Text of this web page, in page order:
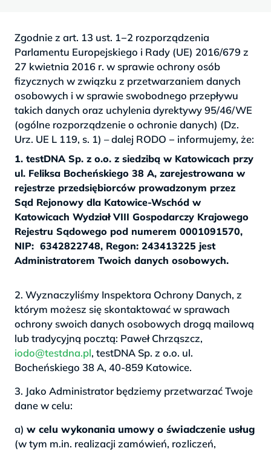
Zgodnie z art. 13 ust. 1−2 rozporządzenia
Parlamentu Europejskiego i Rady (UE) 2016/679 z
27 kwietnia 2016 r. w sprawie ochrony osób
fizycznych w związku z przetwarzaniem danych
osobowych i w sprawie swobodnego przepływu
takich danych oraz uchylenia dyrektywy 95/46/WE
(ogólne rozporządzenie o ochronie danych) (Dz.
Urz. UE L 119, s. 1) – dalej RODO − informujemy, że:
1. testDNA Sp. z o.o. z siedzibą w Katowicach przy
ul. Feliksa Bocheńskiego 38 A, zarejestrowana w
rejestrze przedsiębiorców prowadzonym przez
Sąd Rejonowy dla Katowice-Wschód w
Katowicach Wydział VIII Gospodarczy Krajowego
Rejestru Sądowego pod numerem 0001091570,
NIP: 6342822748, Regon: 243413225 jest
Administratorem Twoich danych osobowych.
2. Wyznaczyliśmy Inspektora Ochrony Danych, z
którym możesz się skontaktować w sprawach
ochrony swoich danych osobowych drogą mailową
lub tradycyjną pocztą: Paweł Chrząszcz,
iodo@testdna.pl, testDNA Sp. z o.o. ul.
Bocheńskiego 38 A, 40-859 Katowice.
3. Jako Administrator będziemy przetwarzać Twoje
dane w celu:
a) w celu wykonania umowy o świadczenie usług
(w tym m.in. realizacji zamówień, rozliczeń,